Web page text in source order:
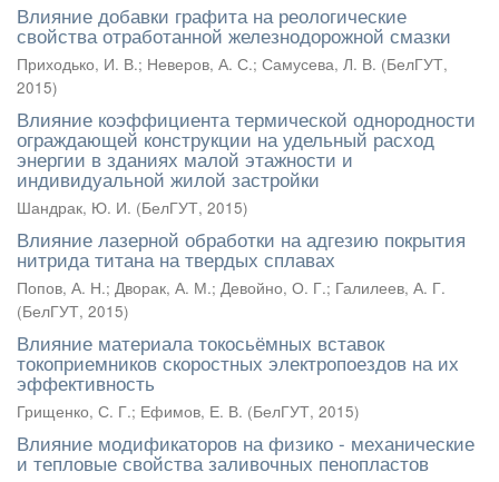
Влияние добавки графита на реологические
свойства отработанной железнодорожной смазки
Приходько, И. В.; Неверов, А. С.; Самусева, Л. В. (БелГУТ,
2015)
Влияние коэффициента термической однородности
ограждающей конструкции на удельный расход
энергии в зданиях малой этажности и
индивидуальной жилой застройки
Шандрак, Ю. И. (БелГУТ, 2015)
Влияние лазерной обработки на адгезию покрытия
нитрида титана на твердых сплавах
Попов, А. Н.; Дворак, А. М.; Девойно, О. Г.; Галилеев, А. Г.
(БелГУТ, 2015)
Влияние материала токосьёмных вставок
токоприемников скоростных электропоездов на их
эффективность
Грищенко, С. Г.; Ефимов, Е. В. (БелГУТ, 2015)
Влияние модификаторов на физико - механические
и тепловые свойства заливочных пенопластов